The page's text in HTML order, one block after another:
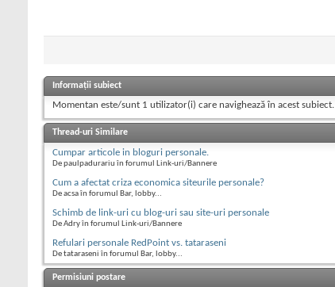
Informații subiect
Momentan este/sunt 1 utilizator(i) care navighează în acest subiect.
Thread-uri Similare
Cumpar articole in bloguri personale.
De paulpadurariu în forumul Link-uri/Bannere
Cum a afectat criza economica siteurile personale?
De acsa în forumul Bar, lobby...
Schimb de link-uri cu blog-uri sau site-uri personale
De Adry în forumul Link-uri/Bannere
Refulari personale RedPoint vs. tataraseni
De tataraseni în forumul Bar, lobby...
Permisiuni postare